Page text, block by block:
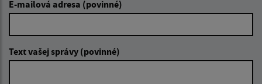
E-mailová adresa (povinné)
Text vašej správy (povinné)